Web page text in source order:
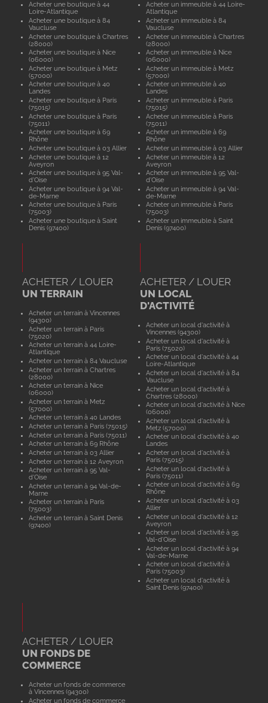
Acheter une boutique à 44
Loire-Atlantique
Acheter une boutique à 84
Vaucluse
Acheter une boutique à Chartres
(28000)
Acheter une boutique à Nice
(06000)
Acheter une boutique à Metz
(57000)
Acheter une boutique à 40
Landes
Acheter une boutique à Paris
(75015)
Acheter une boutique à Paris
(75011)
Acheter une boutique à 69
Rhône
Acheter une boutique à 03 Allier
Acheter une boutique à 12
Aveyron
Acheter une boutique à 95 Val-
d'Oise
Acheter une boutique à 94 Val-
de-Marne
Acheter une boutique à Paris
(75003)
Acheter une boutique à Saint
Denis (97400)
Acheter un immeuble à 44 Loire-
Atlantique
Acheter un immeuble à 84
Vaucluse
Acheter un immeuble à Chartres
(28000)
Acheter un immeuble à Nice
(06000)
Acheter un immeuble à Metz
(57000)
Acheter un immeuble à 40
Landes
Acheter un immeuble à Paris
(75015)
Acheter un immeuble à Paris
(75011)
Acheter un immeuble à 69
Rhône
Acheter un immeuble à 03 Allier
Acheter un immeuble à 12
Aveyron
Acheter un immeuble à 95 Val-
d'Oise
Acheter un immeuble à 94 Val-
de-Marne
Acheter un immeuble à Paris
(75003)
Acheter un immeuble à Saint
Denis (97400)
ACHETER / LOUER
UN TERRAIN
Acheter un terrain à Vincennes
(94300)
Acheter un terrain à Paris
(75020)
Acheter un terrain à 44 Loire-
Atlantique
Acheter un terrain à 84 Vaucluse
Acheter un terrain à Chartres
(28000)
Acheter un terrain à Nice
(06000)
Acheter un terrain à Metz
(57000)
Acheter un terrain à 40 Landes
Acheter un terrain à Paris (75015)
Acheter un terrain à Paris (75011)
Acheter un terrain à 69 Rhône
Acheter un terrain à 03 Allier
Acheter un terrain à 12 Aveyron
Acheter un terrain à 95 Val-
d'Oise
Acheter un terrain à 94 Val-de-
Marne
Acheter un terrain à Paris
(75003)
Acheter un terrain à Saint Denis
(97400)
ACHETER / LOUER
UN LOCAL
D'ACTIVITÉ
Acheter un local d'activité à
Vincennes (94300)
Acheter un local d'activité à
Paris (75020)
Acheter un local d'activité à 44
Loire-Atlantique
Acheter un local d'activité à 84
Vaucluse
Acheter un local d'activité à
Chartres (28000)
Acheter un local d'activité à Nice
(06000)
Acheter un local d'activité à
Metz (57000)
Acheter un local d'activité à 40
Landes
Acheter un local d'activité à
Paris (75015)
Acheter un local d'activité à
Paris (75011)
Acheter un local d'activité à 69
Rhône
Acheter un local d'activité à 03
Allier
Acheter un local d'activité à 12
Aveyron
Acheter un local d'activité à 95
Val-d'Oise
Acheter un local d'activité à 94
Val-de-Marne
Acheter un local d'activité à
Paris (75003)
Acheter un local d'activité à
Saint Denis (97400)
ACHETER / LOUER
UN FONDS DE
COMMERCE
Acheter un fonds de commerce
à Vincennes (94300)
Acheter un fonds de commerce